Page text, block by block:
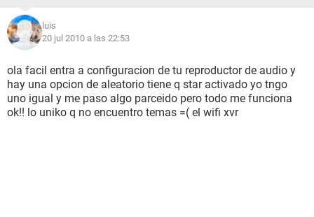
luis
20 jul 2010 a las 22:53
ola facil entra a configuracion de tu reproductor de audio y
hay una opcion de aleatorio tiene q star activado yo tngo
uno igual y me paso algo parceido pero todo me funciona
ok!! lo uniko q no encuentro temas =( el wifi xvr